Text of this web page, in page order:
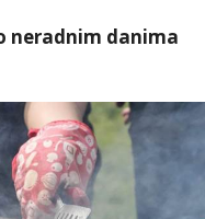
neradnim danima